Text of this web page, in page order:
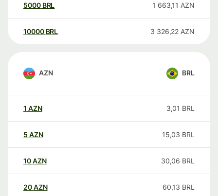
5000 BRL 1 663,11 AZN
10000 BRL 3 326,22 AZN
AZN BRL
1 AZN 3,01 BRL
5 AZN 15,03 BRL
10AZN 30,06 BRL
20AZN 60,13 BRL